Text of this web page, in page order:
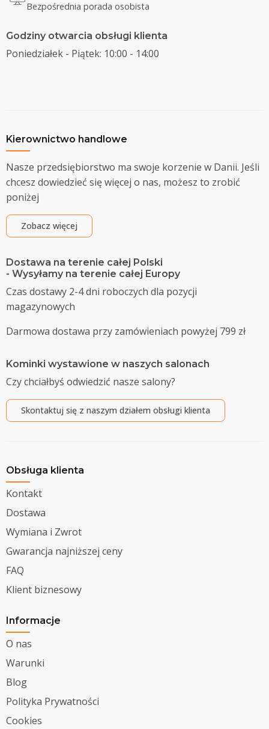
Bezpośrednia porada osobista
Godziny otwarcia obsługi klienta
Poniedziałek - Piątek: 10:00 - 14:00
Kierownictwo handlowe
Nasze przedsiębiorstwo ma swoje korzenie w Danii. Jeśli
chcesz dowiedzieć się więcej o nas, możesz to zrobić
poniżej
Zobacz więcej
Dostawa na terenie całej Polski
- Wysyłamy na terenie całej Europy
Czas dostawy 2-4 dni roboczych dla pozycji
magazynowych
Darmowa dostawa przy zamówieniach powyżej 799 zł
Kominki wystawione w naszych salonach
Czy chciałbyś odwiedzić nasze salony?
Skontaktuj się z naszym działem obsługi klienta
Obsługa klienta
Kontakt
Dostawa
Wymiana i Zwrot
Gwarancja najniższej ceny
FAQ
Klient biznesowy
Informacje
O nas
Warunki
Blog
Polityka Prywatności
Cookies